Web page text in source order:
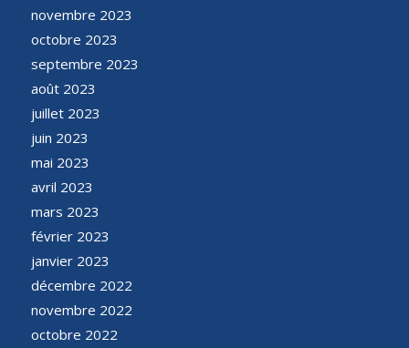
novembre 2023
octobre 2023
septembre 2023
août 2023
juillet 2023
juin 2023
mai 2023
avril 2023
mars 2023
février 2023
janvier 2023
décembre 2022
novembre 2022
octobre 2022